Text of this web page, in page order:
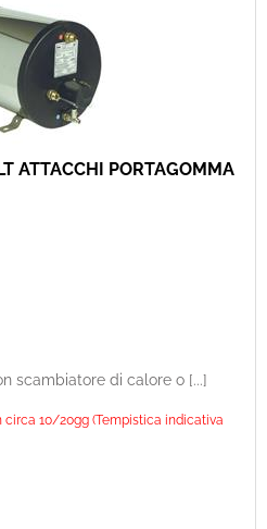
ATTACCHI PORTAGOMMA
scambiatore di calore o [...]
circa 10/20gg (Tempistica indicativa